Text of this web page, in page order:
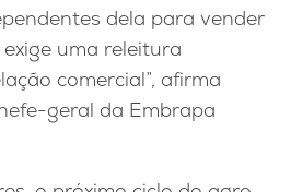
dela para vender
uma releitura
comercial”, afirma
geral da Embrapa